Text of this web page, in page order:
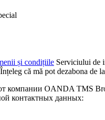
și condițiile Serviciului de
că mă pot dezabona de
компании OANDA TMS
контактных данных: